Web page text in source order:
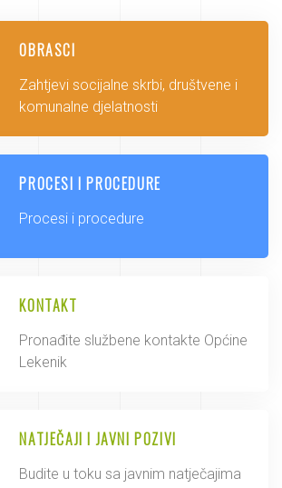
OBRASCI
Zahtjevi socijalne skrbi, društvene i
komunalne djelatnosti
PROCESI I PROCEDURE
Procesi i procedure
KONTAKT
Pronađite službene kontakte Općine
Lekenik
NATJEČAJI I JAVNI POZIVI
Budite u toku sa javnim natječajima